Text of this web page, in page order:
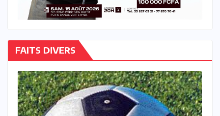
FAITS DIVERS